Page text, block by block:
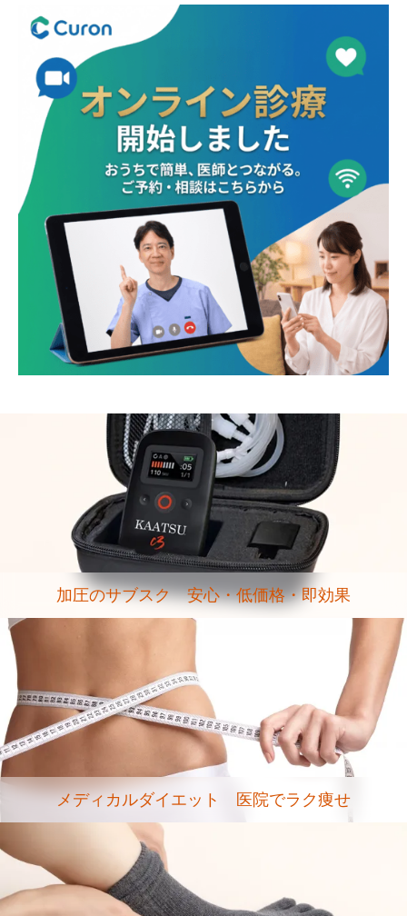
加圧のサブスク 安心・低価格・即効果
メディカルダイエット 医院でラク痩せ